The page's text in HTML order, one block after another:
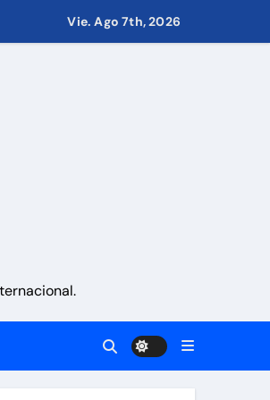
Vie. Ago 7th, 2026